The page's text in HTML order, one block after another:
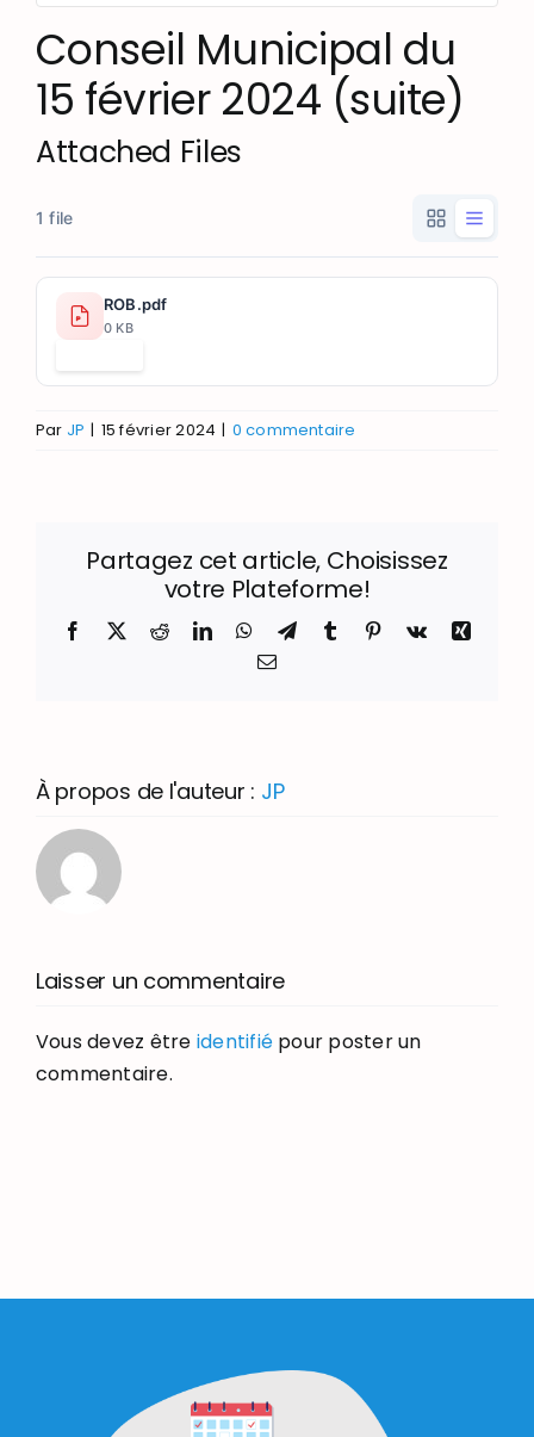
Conseil Municipal du
15 février 2024 (suite)
Attached Files
1 file
ROB.pdf
0 KB
Par JP | 15 février 2024 | 0 commentaire
Partagez cet article, Choisissez
votre Plateforme!
Facebook
X RedditLinkedInWhatsApp
TelegramTumblr Pinterest
Vk
Xing
Email
À propos de l'auteur : JP
Laisser un commentaire
Vous devez être identifié pour poster un
commentaire.